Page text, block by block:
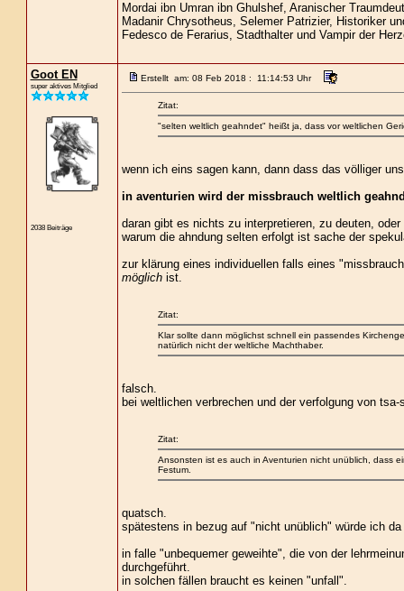
Mordai ibn Umran ibn Ghulshef, Aranischer
Madanir Chrysotheus, Selemer Patrizier, Historiker
Fedesco de Ferarius, Stadthalter und Vampir der
Goot EN
super aktives Mitglied
2038 Beiträge
Erstellt am: 08 Feb 2018 : 11:14:53 Uhr
Zitat:
"selten weltlich geahndet" heißt ja, dass vor weltlichen
wenn ich eins sagen kann, dann dass das völliger
in aventurien wird der missbrauch weltlich
daran gibt es nichts zu interpretieren, zu deuten,
warum die ahndung selten erfolgt ist sache der
zur klärung eines individuellen falls eines
möglichist.
Zitat:
Klar sollte dann möglichst schnell ein passendes
natürlich nicht der weltliche Machthaber.
falsch.
bei weltlichen verbrechen und der verfolgung von
Zitat:
Ansonsten ist es auch in Aventurien nicht unüblich, dass
Festum.
quatsch.
spätestens in bezug auf "nicht unüblich" würde ich da
in falle "unbequemer geweihte", die von der
durchgeführt.
in solchen fällen braucht es keinen "unfall".